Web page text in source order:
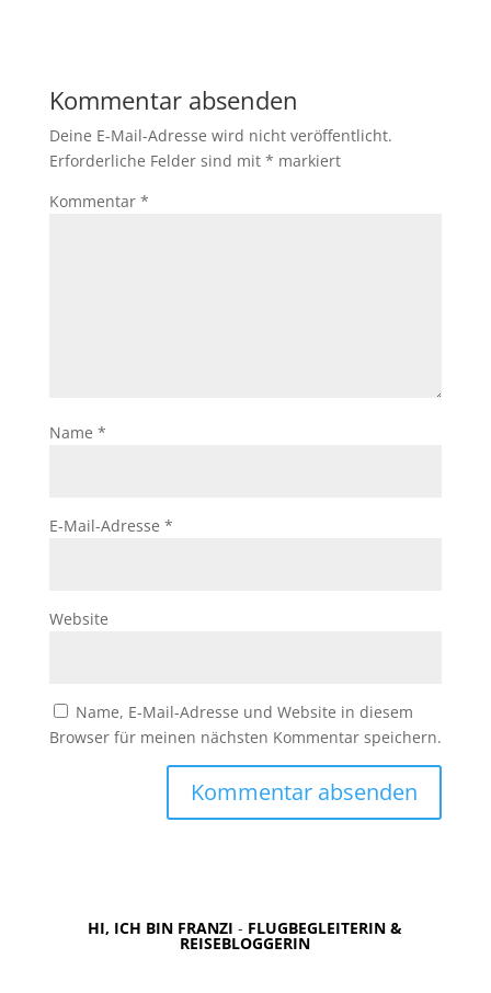
Kommentar absenden
Deine E-Mail-Adresse wird nicht veröffentlicht.
Erforderliche Felder sind mit * markiert
Kommentar *
Name *
E-Mail-Adresse *
Website
Name, E-Mail-Adresse und Website in diesem
Browser für meinen nächsten Kommentar speichern.
HI, ICH BIN FRANZI - FLUGBEGLEITERIN &
REISEBLOGGERIN